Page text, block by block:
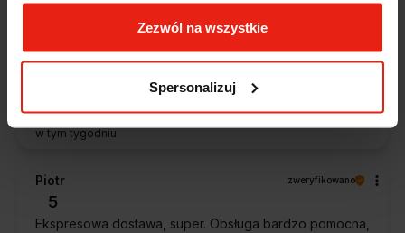
Zezwól na wszystkie
Spersonalizuj
5
oczekiwaniami. Sprzedawca profesjonalny i godny
polecenia 👍️👍️👍️👍️👍️👍️👍️
w tym tygodniu
Piotr zweryfikowano
5
Ekspresowa dostawa, super. Obsługa bardzo pomocna,